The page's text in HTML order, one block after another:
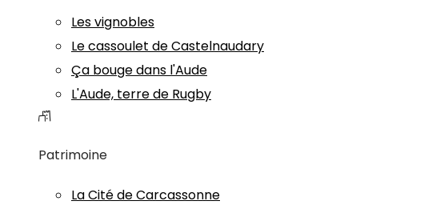
Les vignobles
Le cassoulet de Castelnaudary
Ça bouge dans l'Aude
L'Aude, terre de Rugby
Patrimoine
La Cité de Carcassonne